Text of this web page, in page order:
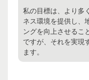
私の目標は、より多
ネス環境を提供し、
ングを向上させるこ
ですが、それを実現
ます。